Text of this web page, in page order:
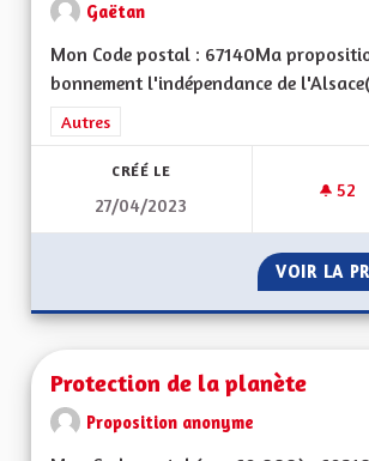
Gaëtan
Mon Code postal : 67140Ma
bonnement l'indépendance de
Filtrer les résultats de la catégorie :
Autres
CRÉÉ LE
27/04/2023
52
VOIR LA
Protection de la planète
Proposition anonyme